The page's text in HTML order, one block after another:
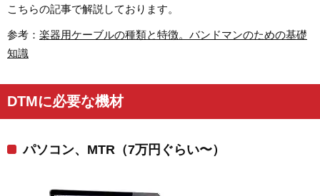
こちらの記事で解説しております。
参考： 楽器用ケーブルの種類と特徴。バンドマンのための基礎
知識
DTMに必要な機材
パソコン、MTR（7万円ぐらい〜）